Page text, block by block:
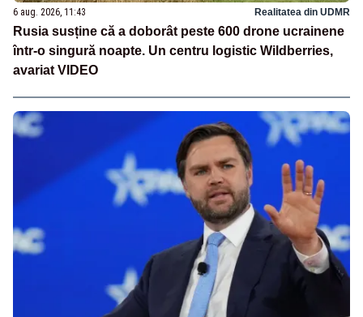
6 aug. 2026, 11:43 Realitatea din UDMR
Rusia susține că a doborât peste 600 drone ucrainene
într-o singură noapte. Un centru logistic Wildberries,
avariat VIDEO